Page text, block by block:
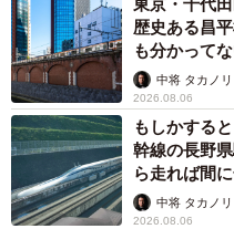
の投稿。地理マニア、橋マ
だきたい。
おもしろ地理さんはXや
味深い情報を発信中。地理
を知るということ。ご興味
ただきたい。
東京・千代
歴史ある昌
も分かって
して」中将 タカノリ
2026.08.06
もしかする
幹線の長野
ら走れば間
係が反響
中将 タカノリ
2026.08.06